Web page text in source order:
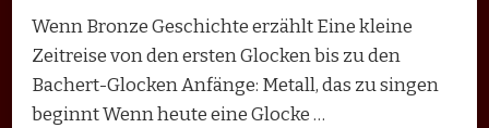
Wenn Bronze Geschichte erzählt Eine kleine
Zeitreise von den ersten Glocken bis zu den
Bachert-Glocken Anfänge: Metall, das zu singen
beginnt Wenn heute eine Glocke …